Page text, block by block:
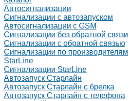
Автосигнализации
Сигнализации с автозапуском
Автосигнализации с GSM
Сигнализации без обратной связи
Сигнализации с обратной связью
Сигнализации по производителям
StarLine
Сигнализации StarLine
Автозапуск Старлайн
Автозапуск Старлайн с брелка
Автозапуск Старлайн с телефона